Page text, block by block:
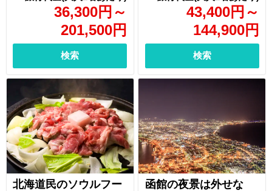
36,300円 ～
201,500円
検索
43,400円 ～
144,900円
検索
北海道民のソウルフー
函館の夜景は外せな